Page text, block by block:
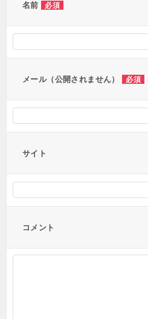
名前 必須
メール（公開されません） 必須
サイト
コメント